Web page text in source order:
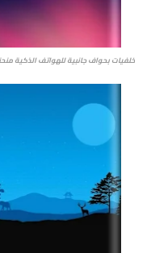
خلفيات بحواف جانبية للهواتف الذكية